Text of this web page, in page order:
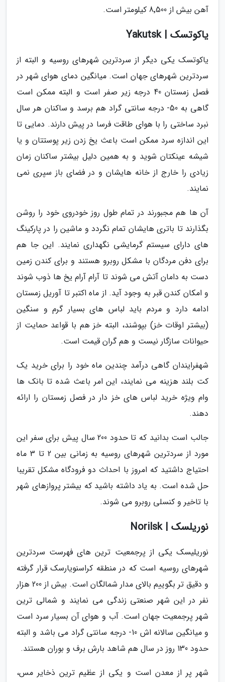
آهن بیش از 8٬500 کیلومتر است.
یاکوتسک | Yakutsk
یاکوتسک یکی دیگر از سردترین شهرهای روسیه و البته از
سردترین شهرهای جهان است. میانگین دمای هوای شهر در
فصل زمستان 40 درجه زیر صفر است و البته ممکن است
گاهی به 50- درجه سانتی گراد هم برسد و ساکنان هر سال
نبرد ساختی را با هوای طاقت فرسا در پیش دارند. دمایی تا
این اندازه سرد ممکن است باعث یخ زدن زیر پوستتان و یا
شیشه عینکتان شوید و به همین دلیل بیشتر ساکنان زمان
زیادی را خارج از خانه هایشان و در فضای باز سپری نمی
نمایند.
آن ها هم مجبورند در تمام طول روز خودروی خود را روشن
بگذارند تا باتری هایشان تمام نگردد و ماشین را در پارکینگ
های دارای سیستم گرمایشی نگهداری نمایند. این جا هم
برای دفن مردگان با مشکل روبرو هستند و برای کندن زمین
دست به دامان آتش می شوند تا آرام آرام یخ ها ذوب شوند
و امکان کندن قبر به وجود آید. از ماه اکتبر تا آوریل زمستان
ادامه دارد و مردم باید لباس های بسیار گرم و سنگین
(بیشتر اوقات خز) بپوشند، البته خز هم با قواعد حمایت از
حیوانات سازگار نیست و هم گران قیمت است.
شهفرایندان گاهی درآمد چندین ماه خود را برای خرید یک
کت بلند هزینه می نمایند، این امر باعث شده تا بانک ها
وام ویژه خرید لباس های خز دار در فصل زمستان را ارائه
دهند.
جالب است بدانید که تا حدود 200 سال پیش برای سفر این
مورد از سردترین شهرهای روسیه به زمانی بین 2 تا 3 ماه
احتیاج داشتید که امروز با احداث دو فرودگاه مشکل تقریبا
حل شده است. به یاد داشته باشید که بیشتر پروازهای شهر
با تاخیر و کنسلی روبرو می شوند.
نوریلسک | Norilsk
نوریلیسک یکی از پرجمعیت ترین های فهرست سردترین
شهرهای روسیه است که در منطقه کراسنویارسک قرار گرفته
و دقیق تر بگوییم بالای مدار شمالگان است. بیش از 200 هزار
نفر در این شهر صنعتی زندگی می نمایند و شمالی ترین
شهر پرجمعیت جهان است. آب و هوای آن بسیار سرد است
و میانگین سالانه اش 10- درجه سانتی گراد می باشد و البته
حدود 130 روز در سال هم شاهد بارش برف و بوران هستند.
شهر پر از معدن است و یکی از عظیم ترین ذخایر مس،